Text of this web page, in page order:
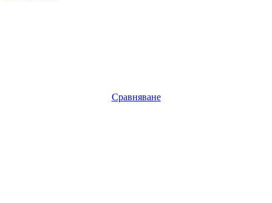
Сравняване